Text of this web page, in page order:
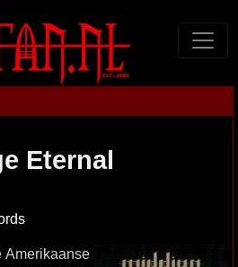
Eternal
Amerikaanse